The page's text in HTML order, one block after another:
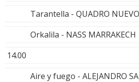
Tarantella - QUADRO NUEVO
Orkalila - NASS MARRAKECH
14.00
Aire y fuego - ALEJANDRO